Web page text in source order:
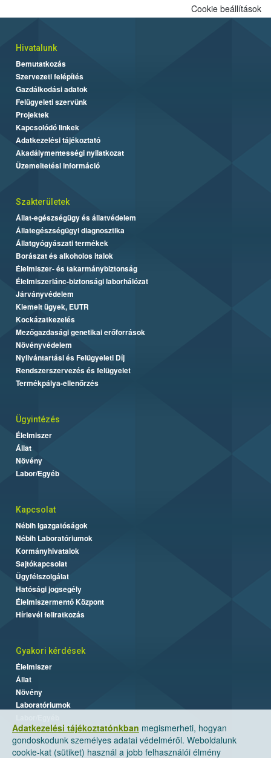
Adatkezelési tájékoztatónkban megismerheti, hogyan
gondoskodunk személyes adatai védelméről. Weboldalunk
cookie-kat (sütiket) használ a jobb felhasználói élmény
Cookie beállítások
Hivatalunk
Bemutatkozás
Szervezeti felépítés
Gazdálkodási adatok
Felügyeleti szervünk
Projektek
Kapcsolódó linkek
Adatkezelési tájékoztató
Akadálymentességi nyilatkozat
Üzemeltetési információ
Szakterületek
Állat-egészségügy és állatvédelem
Állategészségügyi diagnosztika
Állatgyógyászati termékek
Borászat és alkoholos italok
Élelmiszer- és takarmánybiztonság
Élelmiszerlánc-biztonsági laborhálózat
Járványvédelem
Kiemelt ügyek, EUTR
Kockázatkezelés
Mezőgazdasági genetikai erőforrások
Növényvédelem
Nyilvántartási és Felügyeleti Díj
Rendszerszervezés és felügyelet
Termékpálya-ellenőrzés
Ügyintézés
Élelmiszer
Állat
Növény
Labor/Egyéb
Kapcsolat
Nébih Igazgatóságok
Nébih Laboratóriumok
Kormányhivatalok
Sajtókapcsolat
Ügyfélszolgálat
Hatósági jogsegély
Élelmiszermentő Központ
Hírlevél feliratkozás
Gyakori kérdések
Élelmiszer
Állat
Növény
Laboratóriumok